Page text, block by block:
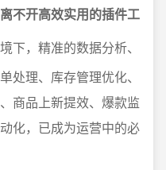
不开高效实用的插件工
下，精准的数据分析、
处理、库存管理优化、
商品上新提效、爆款监
化，已成为运营中的必